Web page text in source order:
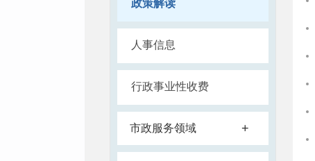
政策解读
人事信息
行政事业性收费
市政服务领域 +